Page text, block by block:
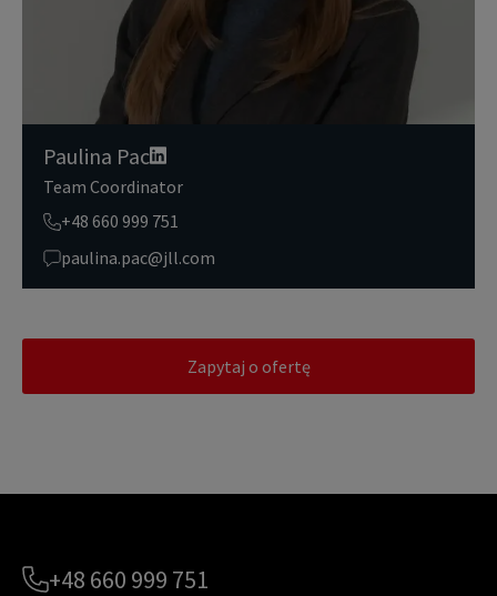
Paulina Pac
Team Coordinator
+48 660 999 751
paulina.pac@jll.com
Zapytaj o ofertę
+48 660 999 751